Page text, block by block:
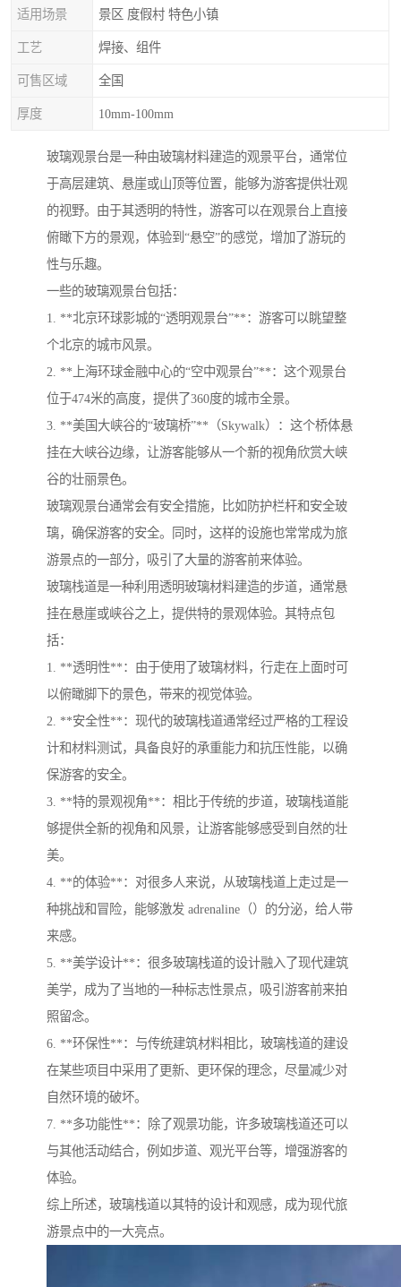
适用场景 景区 度假村 特色小镇
工艺 焊接、组件
可售区域 全国
厚度 10mm-100mm
玻璃观景台是一种由玻璃材料建造的观景平台，通常位
于高层建筑、悬崖或山顶等位置，能够为游客提供壮观
的视野。由于其透明的特性，游客可以在观景台上直接
俯瞰下方的景观，体验到“悬空”的感觉，增加了游玩的
性与乐趣。
一些的玻璃观景台包括：
1. **北京环球影城的“透明观景台”**：游客可以眺望整
个北京的城市风景。
2. **上海环球金融中心的“空中观景台”**：这个观景台
位于474米的高度，提供了360度的城市全景。
3. **美国大峡谷的“玻璃桥”**（Skywalk）：这个桥体悬
挂在大峡谷边缘，让游客能够从一个新的视角欣赏大峡
谷的壮丽景色。
玻璃观景台通常会有安全措施，比如防护栏杆和安全玻
璃，确保游客的安全。同时，这样的设施也常常成为旅
游景点的一部分，吸引了大量的游客前来体验。
玻璃栈道是一种利用透明玻璃材料建造的步道，通常悬
挂在悬崖或峡谷之上，提供特的景观体验。其特点包
括：
1. **透明性**：由于使用了玻璃材料，行走在上面时可
以俯瞰脚下的景色，带来的视觉体验。
2. **安全性**：现代的玻璃栈道通常经过严格的工程设
计和材料测试，具备良好的承重能力和抗压性能，以确
保游客的安全。
3. **特的景观视角**：相比于传统的步道，玻璃栈道能
够提供全新的视角和风景，让游客能够感受到自然的壮
美。
4. **的体验**：对很多人来说，从玻璃栈道上走过是一
种挑战和冒险，能够激发 adrenaline（）的分泌，给人带
来感。
5. **美学设计**：很多玻璃栈道的设计融入了现代建筑
美学，成为了当地的一种标志性景点，吸引游客前来拍
照留念。
6. **环保性**：与传统建筑材料相比，玻璃栈道的建设
在某些项目中采用了更新、更环保的理念，尽量减少对
自然环境的破坏。
7. **多功能性**：除了观景功能，许多玻璃栈道还可以
与其他活动结合，例如步道、观光平台等，增强游客的
体验。
综上所述，玻璃栈道以其特的设计和观感，成为现代旅
游景点中的一大亮点。